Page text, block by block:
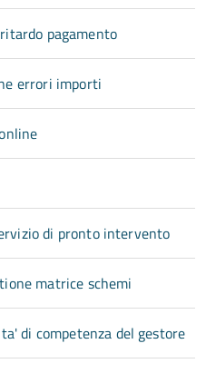
pagamento
errori importi
di pronto intervento
matrice schemi
di competenza del gestore